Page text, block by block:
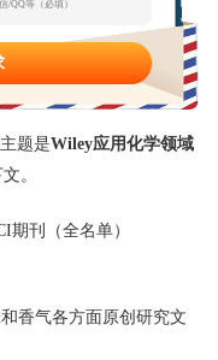
题是Wiley应用化学领域
。
香气各方面原创研究文